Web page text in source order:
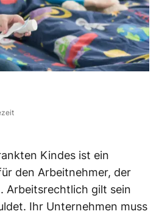
Kindes ist ein
den Arbeitnehmer, der
Arbeitsrechtlich gilt sein
Ihr Unternehmen muss